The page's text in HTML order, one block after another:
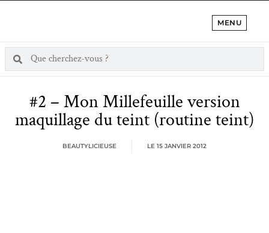
MENU
#2 – Mon Millefeuille version
maquillage du teint (routine teint)
BEAUTYLICIEUSE LE 15 JANVIER 2012